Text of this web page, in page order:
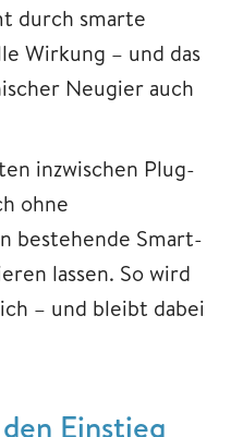
durch smarte
Wirkung – und das
Neugier auch
inzwischen Plug-
ohne
bestehende Smart-
lassen. So wird
– und bleibt dabei
Einstieg